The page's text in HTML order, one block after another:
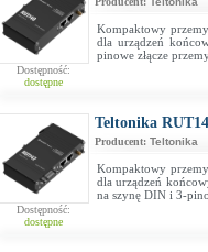
Dostępność:
dostępne
Kompaktowy
dla urządzeń
pinowe złącze
Dostępność:
dostępne
Teltonika
Producent: Teltonika
Kompaktowy
dla urządzeń
na szynę DIN i 3-